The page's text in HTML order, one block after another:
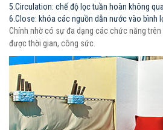
5.Circulation: chế độ lọc tuần hoàn không
6.Close: khóa các nguồn dẫn nước vào bình
Chính nhờ có sự đa dạng các chức năng
được thời gian, công sức.